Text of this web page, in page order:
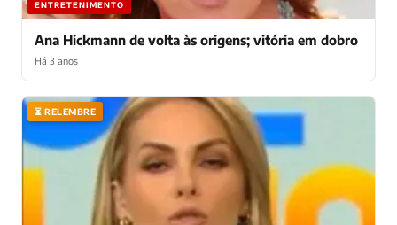
ENTRETENIMENTO
Ana Hickmann de volta às origens; vitória em dobro
Há 3 anos
⏳ RELEMBRE